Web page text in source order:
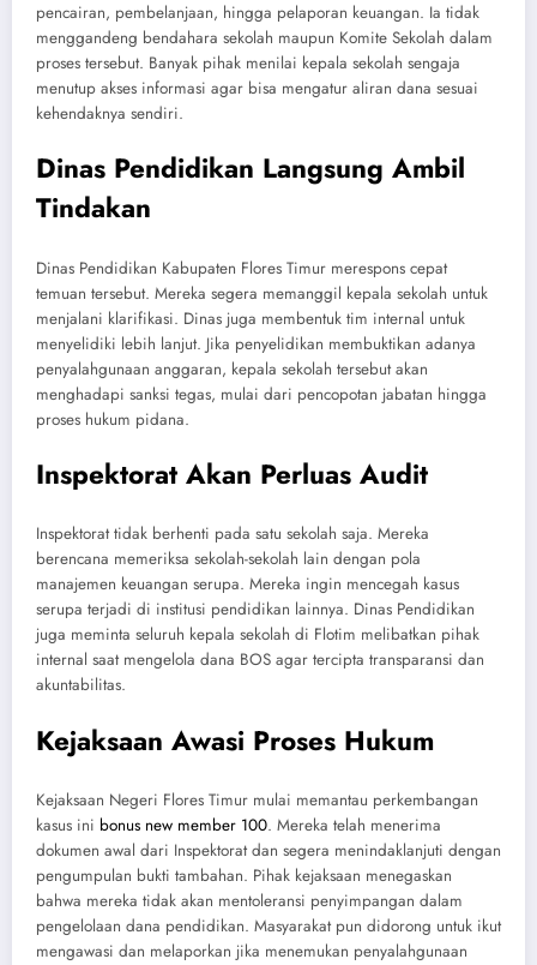
pencairan, pembelanjaan, hingga pelaporan keuangan. Ia tidak
menggandeng bendahara sekolah maupun Komite Sekolah dalam
proses tersebut. Banyak pihak menilai kepala sekolah sengaja
menutup akses informasi agar bisa mengatur aliran dana sesuai
kehendaknya sendiri.
Dinas Pendidikan Langsung Ambil
Tindakan
Dinas Pendidikan Kabupaten Flores Timur merespons cepat
temuan tersebut. Mereka segera memanggil kepala sekolah untuk
menjalani klarifikasi. Dinas juga membentuk tim internal untuk
menyelidiki lebih lanjut. Jika penyelidikan membuktikan adanya
penyalahgunaan anggaran, kepala sekolah tersebut akan
menghadapi sanksi tegas, mulai dari pencopotan jabatan hingga
proses hukum pidana.
Inspektorat Akan Perluas Audit
Inspektorat tidak berhenti pada satu sekolah saja. Mereka
berencana memeriksa sekolah-sekolah lain dengan pola
manajemen keuangan serupa. Mereka ingin mencegah kasus
serupa terjadi di institusi pendidikan lainnya. Dinas Pendidikan
juga meminta seluruh kepala sekolah di Flotim melibatkan pihak
internal saat mengelola dana BOS agar tercipta transparansi dan
akuntabilitas.
Kejaksaan Awasi Proses Hukum
Kejaksaan Negeri Flores Timur mulai memantau perkembangan
kasus ini bonus new member 100. Mereka telah menerima
dokumen awal dari Inspektorat dan segera menindaklanjuti dengan
pengumpulan bukti tambahan. Pihak kejaksaan menegaskan
bahwa mereka tidak akan mentoleransi penyimpangan dalam
pengelolaan dana pendidikan. Masyarakat pun didorong untuk ikut
mengawasi dan melaporkan jika menemukan penyalahgunaan